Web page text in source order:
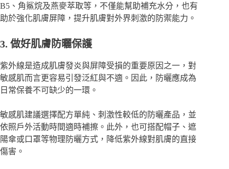
B5、角鯊烷及燕麥萃取等，不僅能幫助補充水分，也有
助於強化肌膚屏障，提升肌膚對外界刺激的防禦能力。
3. 做好肌膚防曬保護
紫外線是造成肌膚發炎與屏障受損的重要原因之一，對
敏感肌而言更容易引發泛紅與不適。因此，防曬應成為
日常保養不可缺少的一環。
敏感肌建議選擇配方單純、刺激性較低的防曬產品，並
依照戶外活動時間適時補擦。此外，也可搭配帽子、遮
陽傘或口罩等物理防曬方式，降低紫外線對肌膚的直接
傷害。